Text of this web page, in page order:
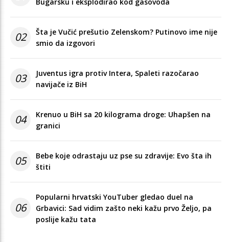
02
Šta je Vučić prešutio Zelenskom? Putinovo ime nije
smio da izgovori
03
Juventus igra protiv Intera, Spaleti razočarao
navijače iz BiH
04
Krenuo u BiH sa 20 kilograma droge: Uhapšen na
granici
05
Bebe koje odrastaju uz pse su zdravije: Evo šta ih
štiti
06
Popularni hrvatski YouTuber gledao duel na
Grbavici: Sad vidim zašto neki kažu prvo Željo, pa
poslije kažu tata